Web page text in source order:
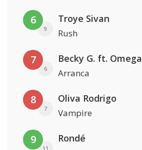
6
9
Troye Sivan
Rush
7
6
Becky G. ft. Omega
Arranca
8
7
Oliva Rodrigo
Vampire
9
11
Rondé